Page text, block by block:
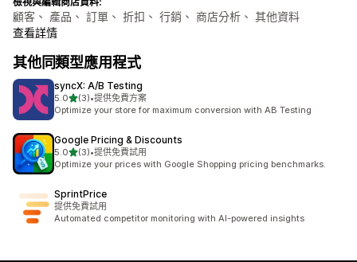
顧客、 產品、 訂單、 折扣、 行銷、 商店分析、 其他資料
查看詳情
其他同類型應用程式
syncX: A/B Testing
5.0滿分 5 顆星
(3)
共有 3 則評價
•提供免費方案
Optimize your store for maximum conversion with AB Testing
Google Pricing & Discounts
5.0滿分 5 顆星
(3)
共有 3 則評價
•提供免費試用
Optimize your prices with Google Shopping pricing benchmarks.
SprintPrice
提供免費試用
Automated competitor monitoring with AI-powered insights